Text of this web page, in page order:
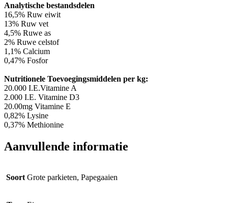
Analytische bestandsdelen
16,5% Ruw eiwit
13% Ruw vet
4,5% Ruwe as
2% Ruwe celstof
1,1% Calcium
0,47% Fosfor
Nutritionele Toevoegingsmiddelen per kg:
20.000 I.E.Vitamine A
2.000 I.E. Vitamine D3
20.00mg Vitamine E
0,82% Lysine
0,37% Methionine
Aanvullende informatie
Soort Grote parkieten, Papegaaien